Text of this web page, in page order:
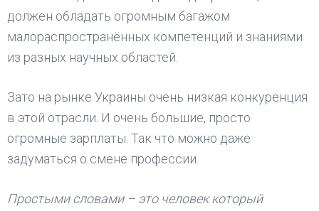
должен обладать огромным багажом
малораспространённых компетенций и знаниями
из разных научных областей.
Зато на рынке Украины очень низкая конкуренция
в этой отрасли. И очень большие, просто
огромные зарплаты. Так что можно даже
задуматься о смене профессии.
Простыми словами – это человек который